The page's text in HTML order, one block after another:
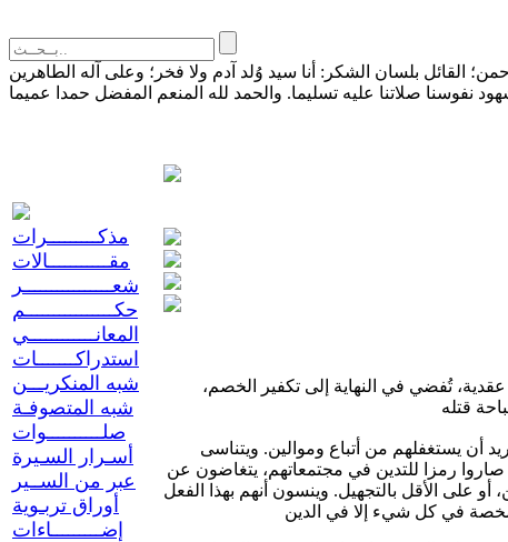
القائل بلسان الشكر: أنا سيد وُلد آدم ولا فخر؛ وعلى آله الطاهرين
مذكـــــــــرات
مقـــــــــــالات
شعــــــــــــــــر
حكــــــــــــــــم
المعانــــــــــــي
استدراكـــــــات
شبه المنكريـــن
شبه المتصوفـة
صلــــــــــوات
أسـرار السـيرة
عبر من الســير
أوراق تربـوية
إضـــــــــاءات
صاروا رمزا للتدين في مجتمعاتهم، يتغاضون عن
على الأقل بالتجهيل. وينسون أنهم بهذا الفعل